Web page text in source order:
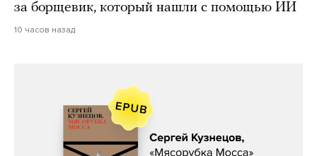
за борщевик, который нашли с помощью ИИ
10 часов назад